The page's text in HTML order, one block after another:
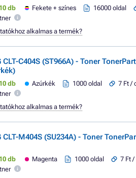
db Fekete + színes 16000 oldal
alkalmas a termék?
CLT-C404S (ST966A) - Toner
db Azúrkék 1000 oldal
7 Ft /
alkalmas a termék?
CLT-M404S (SU234A) - Toner
db Magenta 1000 oldal
7 Ft /